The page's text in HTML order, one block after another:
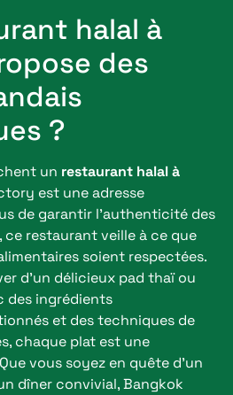
halal à
des
?
un restaurant halal à
est une adresse
de garantir l’authenticité des
ce restaurant veille à ce que
soient respectées.
d’un délicieux pad thaï ou
des ingrédients
et des techniques de
chaque plat est une
vous soyez en quête d’un
dîner convivial, Bangkok